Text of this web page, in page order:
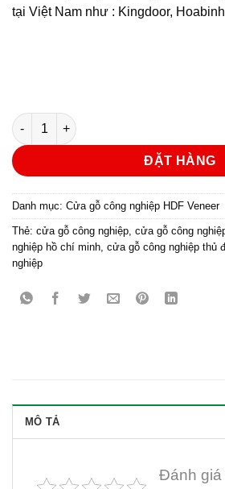
tại Việt Nam như : Kingdoor,
Cửa gỗ công nghiệp HDF veneer
ĐẶT HÀNG
Danh mục: Cửa gỗ công nghiệp HDF Veneer
Thẻ: cửa gỗ công nghiệp cửa gỗ công
nghiệp hồ chí minh cửa gỗ công nghiệp thủ
nghiệp
MÔ TẢ
Đánh giá